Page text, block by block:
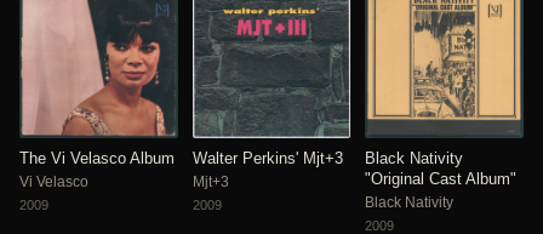
The Vi Velasco Album
Vi Velasco
2009
Walter Perkins' Mjt+3
Mjt+3
2009
Black Nativity
"Original Cast Album"
Black Nativity
2009